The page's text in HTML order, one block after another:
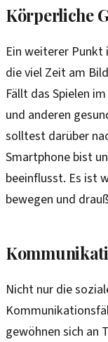
Körperliche
Ein weiterer Punkt
die viel Zeit am
Fällt das Spielen
und anderen
solltest darüber
Smartphone bist
beeinflusst. Es ist
bewegen und
Nicht nur die
gewöhnen sich an